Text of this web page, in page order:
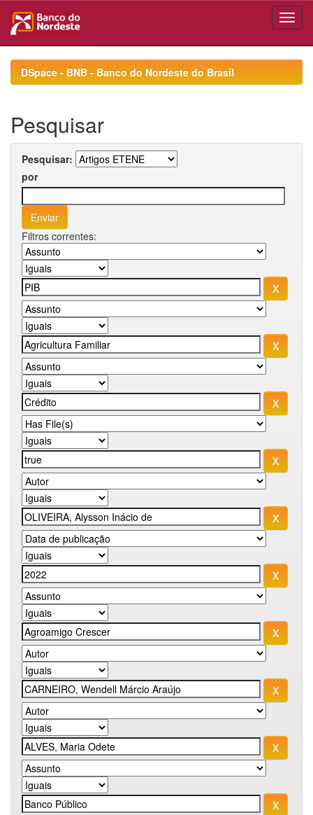
navigationDSpace - BNB - Banco do Nordeste do Brasil
Pesquisar
Pesquisar:
por
Filtros correntes: